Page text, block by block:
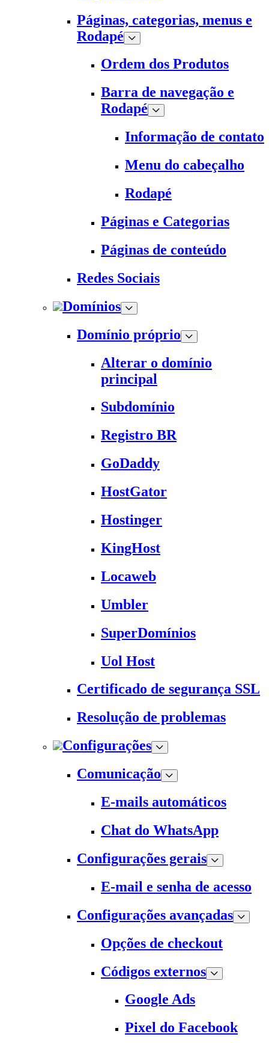
Páginas, categorias, menus e
Rodapé
Ordem dos Produtos
Barra de navegação e
Rodapé
Informação de contato
Menu do cabeçalho
Rodapé
Páginas e Categorias
Páginas de conteúdo
Redes Sociais
Domínios
Domínio próprio
Alterar o domínio
principal
Subdomínio
Registro BR
GoDaddy
HostGator
Hostinger
KingHost
Locaweb
Umbler
SuperDomínios
Uol Host
Certificado de segurança SSL
Resolução de problemas
Configurações
Comunicação
E-mails automáticos
Chat do WhatsApp
Configurações gerais
E-mail e senha de acesso
Configurações avançadas
Opções de checkout
Códigos externos
Google Ads
Pixel do Facebook